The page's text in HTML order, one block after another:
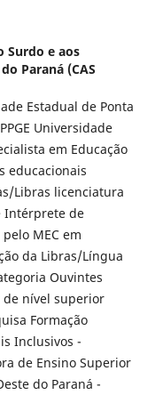
Surdo e aos
Paraná (CAS
Estadual de Ponta
Universidade
em Educação
educacionais
Libras licenciatura
Intérprete de
MEC em
da Libras/Língua
Ouvintes
de nível superior
Formação
Inclusivos -
de Ensino Superior
do Paraná -